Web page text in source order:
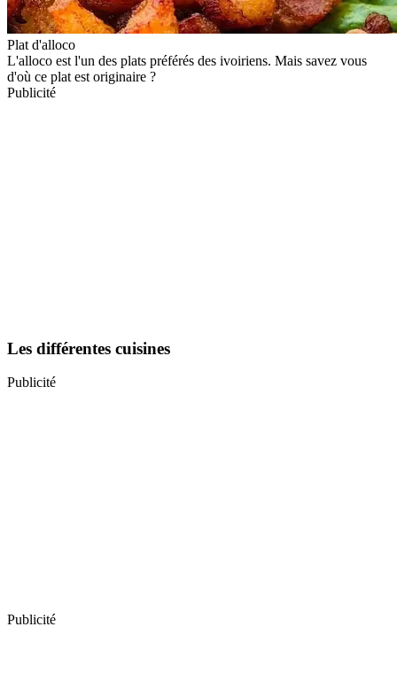
Plat d'alloco
L'alloco est l'un des plats préférés des ivoiriens. Mais savez vous
d'où ce plat est originaire ?
Publicité
Les différentes cuisines
Publicité
Publicité